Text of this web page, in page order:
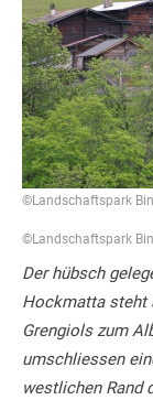
©Landschaftspark
©Landschaftspark
Der hübsch
Hockmatta steht
Grengiols zum
umschliessen
westlichen Rand